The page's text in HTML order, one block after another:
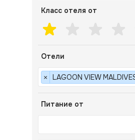
Класс отеля от
Отели
× LAGOON VIEW
Питание от